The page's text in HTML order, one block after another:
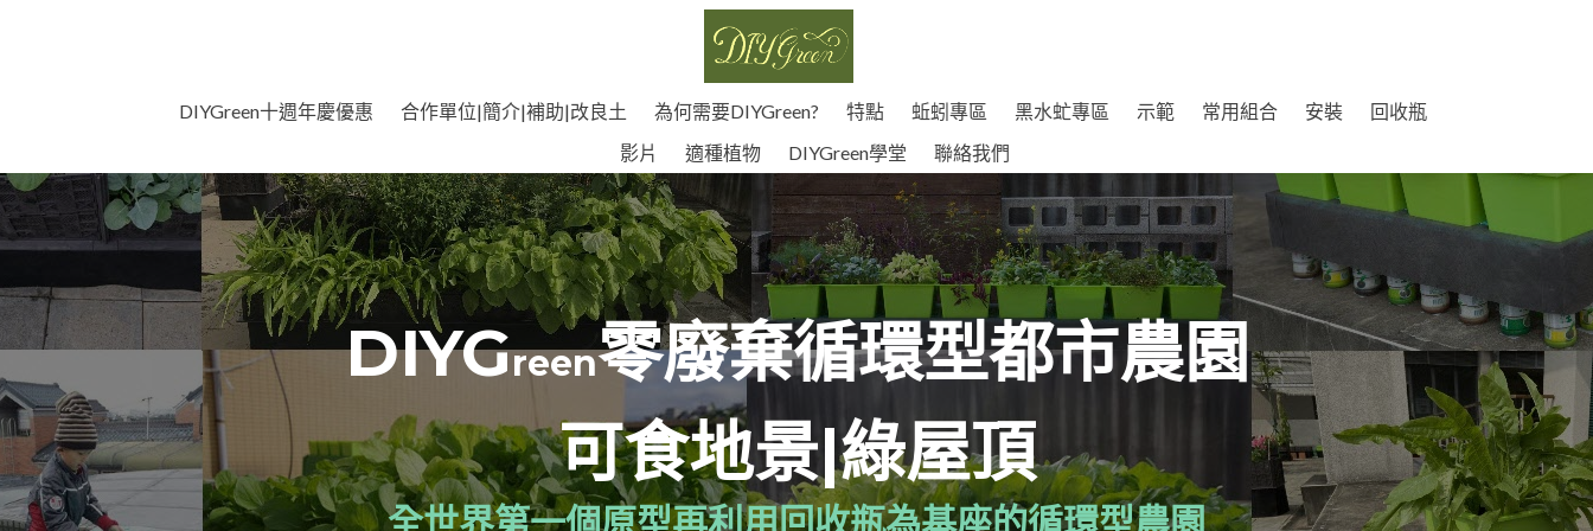
DIYGreen十週年慶優惠 合作單位|簡介|補助|改良土 為何需要DIYGreen? 特點 蚯蚓專區 黑水虻專區 示範 常用組合 安裝
回收瓶
影片
適種植物 DIYGreen學堂 聯絡我們
DIYGreen零廢棄循環型都市農園
可食地景|綠屋頂
全世界第一個原型再利用回收瓶為基座的循環型農園